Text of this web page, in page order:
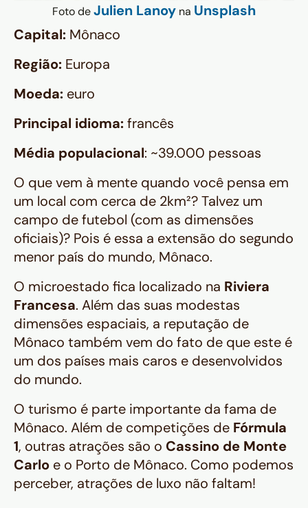
Foto deJulien Lanoy na Unsplash
Capital: Mônaco
Região: Europa
Moeda: euro
Principal idioma:francês
Média populacional: ~39.000 pessoas
O que vem à mente quando você pensa em
um local com cerca de 2km²? Talvez um
campo de futebol (com as dimensões
oficiais)? Pois é essa a extensão do segundo
menor país do mundo, Mônaco.
O microestado fica localizado na Riviera
Francesa. Além das suas modestas
dimensões espaciais, a reputação de
Mônaco também vem do fato de que este é
um dos países mais caros e desenvolvidos
do mundo.
O turismo é parte importante da fama de
Mônaco. Além de competições de Fórmula
1, outras atrações são o Cassino de Monte
Carlo e o Porto de Mônaco. Como podemos
perceber, atrações de luxo não faltam!